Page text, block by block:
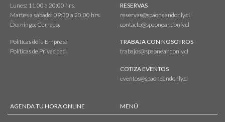
Lunes: 11:00 a 20:00 hrs.
Martes a sábado: 09:30 a 20:00 hrs.
Domingo: Cerrado.
Políticas de la Empresa
Políticas de Privacidad
RESERVAS
reservas@spaoneandonly.cl
contacto@spaoneandonly.cl
TRABAJA CON NOSOTROS
trabajos@spaoneandonly.cl
COTIZA EVENTOS
eventos@spaoneandonly.cl
AGENDA TU HORA ONLINE MENÚ